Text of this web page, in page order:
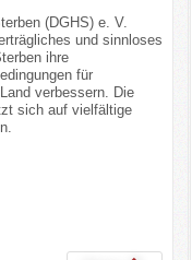
(DGHS) e. V.
und sinnloses
ihre
für
verbessern. Die
sich auf vielfältige